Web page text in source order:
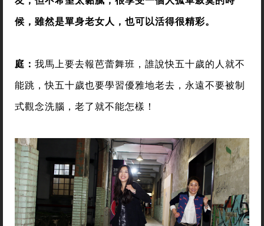
候，雖然是單身老女人，也可以活得很精彩。
庭： 我馬上要去報芭蕾舞班，誰說快五十歲的人就不
能跳，快五十歲也要學習優雅地老去，永遠不要被制
式觀念洗腦，老了就不能怎樣！